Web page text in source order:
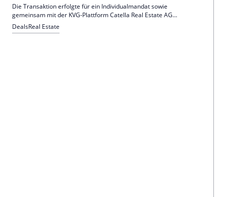
Die Transaktion erfolgte für ein Individualmandat sowie
gemeinsam mit der KVG-Plattform Catella Real Estate AG
(CREAG) für den Fonds Catella European Residential.
DealsReal Estate